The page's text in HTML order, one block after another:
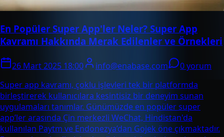
En Popüler Super App'ler Neler? Super App
Kavramı Hakkında Merak Edilenler ve Örnekleri
26 Mart 2025 18:00 info@enabase.com
0 yorum
Super app kavramı, çoklu işlevleri tek bir platformda
birleştirerek kullanıcılara kesintisiz bir deneyim sunan
uygulamaları tanımlar. Günümüzde en popüler super
app’ler arasında Çin merkezli WeChat, Hindistan'da
kullanılan Paytm ve Endonezya’dan Gojek öne çıkmaktadır.